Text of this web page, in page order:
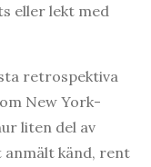
eller lekt med
retrospektiva
New York-
liten del av
känd, rent